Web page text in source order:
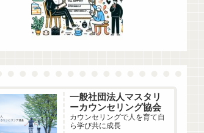
一般社団法人マスタリ
ーカウンセリング協会
カウンセリングで人を育て自
ら学び共に成長